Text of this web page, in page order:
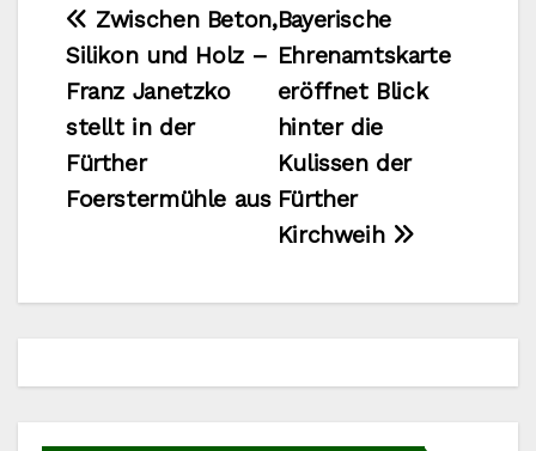
Beitragsnavigation
Bayerische
Ehrenamtskarte
eröffnet Blick
hinter die
Kulissen der
Fürther
Kirchweih
Zwischen Beton,
Silikon und Holz –
Franz Janetzko
stellt in der
Fürther
Foerstermühle aus